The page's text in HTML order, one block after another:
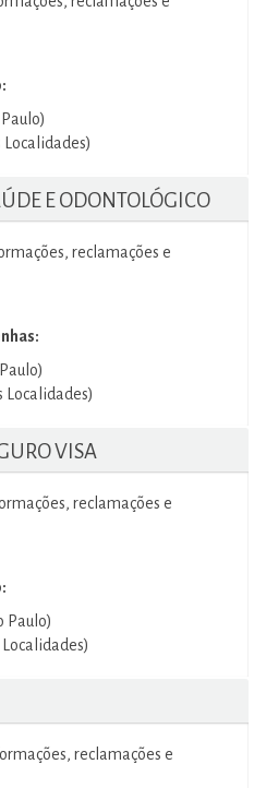
E ODONTOLÓGICO
reclamações e
Localidades)
VISA
reclamações e
Paulo)
reclamações e